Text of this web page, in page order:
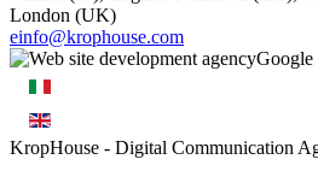
London (UK)
einfo@krophouse.com
KropHouse - Digital Communication